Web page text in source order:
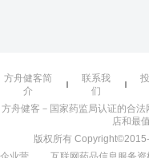
方舟健客简
介
联系我
们
方舟健客－国家药监局认证的合
店和最
版权所有